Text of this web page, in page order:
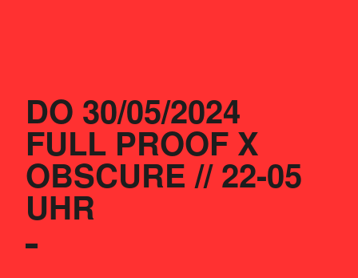
DO 30/05/2024
FULL PROOF X
OBSCURE // 22-05
UHR